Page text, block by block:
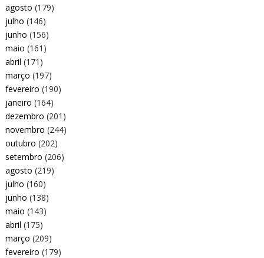
agosto (179)
julho (146)
junho (156)
maio (161)
abril (171)
março (197)
fevereiro (190)
janeiro (164)
dezembro (201)
novembro (244)
outubro (202)
setembro (206)
agosto (219)
julho (160)
junho (138)
maio (143)
abril (175)
março (209)
fevereiro (179)